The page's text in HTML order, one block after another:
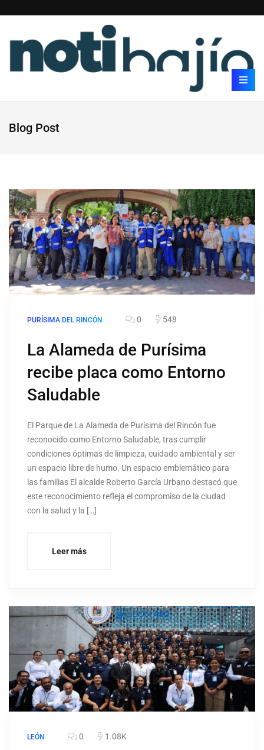
Blog Post
PURÍSIMA DEL RINCÓN 0 548
La Alameda de Purísima
recibe placa como Entorno
Saludable
El Parque de La Alameda de Purísima del Rincón fue
reconocido como Entorno Saludable, tras cumplir
condiciones óptimas de limpieza, cuidado ambiental y ser
un espacio libre de humo. Un espacio emblemático para
las familias El alcalde Roberto García Urbano destacó que
este reconocimiento refleja el compromiso de la ciudad
con la salud y la […]
Leer más
LEÓN 0 1.08K